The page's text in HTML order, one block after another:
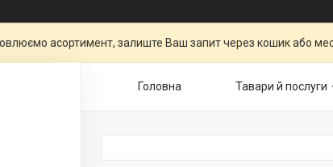
асортимент, залиште Ваш запит через кошик або
Головна Тавари й послуги